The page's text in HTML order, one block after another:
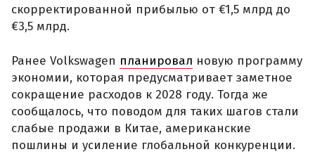
скорректированной прибылью от €1,5 млрд до
€3,5 млрд.
Ранее Volkswagen планировал новую программу
экономии, которая предусматривает заметное
сокращение расходов к 2028 году. Тогда же
сообщалось, что поводом для таких шагов стали
слабые продажи в Китае, американские
пошлины и усиление глобальной конкуренции.